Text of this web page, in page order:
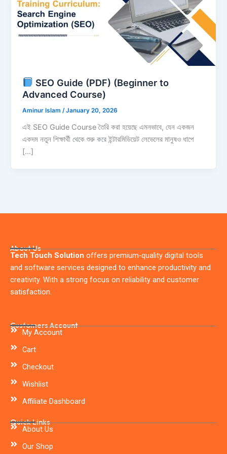
SEO Guide (PDF) (Beginner to
Advanced Course)
Aminur Islam/January 20, 2026
এই SEO Guide Course তৈরি করা হয়েছে এমনভাবে, যেন একজন
একদম নতুন শিক্ষার্থী থেকে শুরু করে ইন্টারমিডিয়েট লেভেলের মানুষও ধাপে
[…]
About Us
Tech Touch Solution offers premium-quality digital tools
and software services designed to enhance productivity and
creativity. With a strong focus on reliability and customer
satisfaction.
Customers Account
My Account
Cart
Checkout
Wishlist
Affiliate Dashboard
Quick Links
About Us
Our Shop